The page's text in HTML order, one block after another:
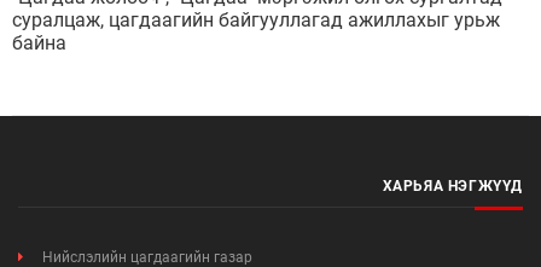
суралцаж, цагдаагийн байгууллагад ажиллахыг урьж
байна
ХАРЬЯА НЭГЖҮҮД
Нийслэлийн цагдаагийн газар